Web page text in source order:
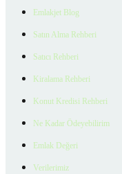
Emlakjet Blog
Satın Alma Rehberi
Satıcı Rehberi
Kiralama Rehberi
Konut Kredisi Rehberi
Ne Kadar Ödeyebilirim
Emlak Değeri
Verilerimiz